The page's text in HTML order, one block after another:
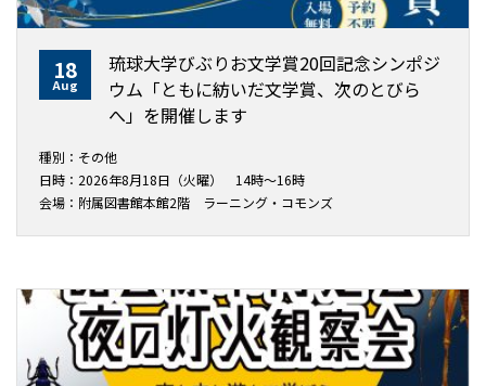
18
Aug
琉球大学びぶりお文学賞20回記念シンポジ
ウム「ともに紡いだ文学賞、次のとびら
へ」を開催します
種別：その他
日時：2026年8月18日（火曜） 14時～16時
会場：附属図書館本館2階 ラーニング・コモンズ